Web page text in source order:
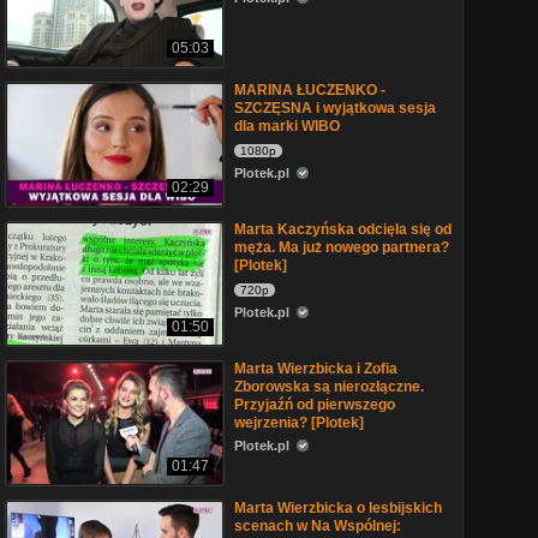
05:03
02:29
MARINA ŁUCZENKO -
SZCZĘSNA i wyjątkowa sesja
dla marki WIBO
1080p
Plotek.pl
01:50
Marta Kaczyńska odcięła się od
męża. Ma już nowego partnera?
[Plotek]
720p
Plotek.pl
01:47
Marta Wierzbicka i Zofia
Zborowska są nierozłączne.
Przyjaźń od pierwszego
wejrzenia? [Plotek]
Plotek.pl
Marta Wierzbicka o lesbijskich
scenach w Na Wspólnej: